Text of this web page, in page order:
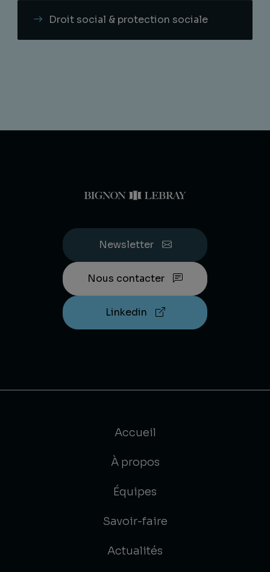
Droit social & protection sociale
Newsletter
Nous contacter
Linkedin
Accueil
À propos
Équipes
Savoir-faire
Actualités